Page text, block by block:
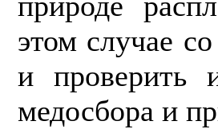
этом случае
и проверить
медосбора и